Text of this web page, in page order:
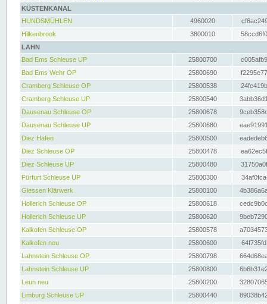
KÜSTENKANAL
HUNDSMÜHLEN
4960020
Hilkenbrook
3800010
LAHN
Bad Ems Schleuse UP
25800700
Bad Ems Wehr OP
25800690
Cramberg Schleuse OP
25800538
Cramberg Schleuse UP
25800540
Dausenau Schleuse OP
25800678
Dausenau Schleuse UP
25800680
Diez Hafen
25800500
Diez Schleuse OP
25800478
Diez Schleuse UP
25800480
Fürfurt Schleuse UP
25800300
Giessen Klärwerk
25800100
Hollerich Schleuse OP
25800618
Hollerich Schleuse UP
25800620
Kalkofen Schleuse OP
25800578
Kalkofen neu
25800600
Lahnstein Schleuse OP
25800798
Lahnstein Schleuse UP
25800800
Leun neu
25800200
Limburg Schleuse UP
25800440